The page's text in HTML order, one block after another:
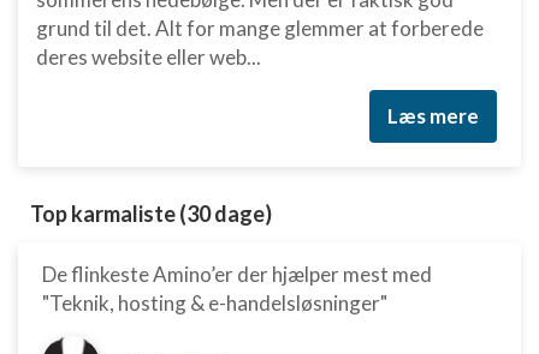
grund til det. Alt for mange glemmer at forberede
deres website eller web...
Læs mere
Top karmaliste (30 dage)
De flinkeste Amino’er der hjælper mest med
"Teknik, hosting & e-handelsløsninger"